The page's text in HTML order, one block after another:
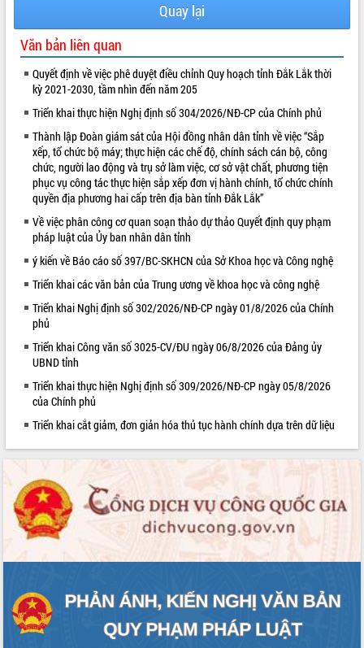
VIDEO
Loading the player...
Trailer Lễ hội Sầu riêng Đắk Lắk năm
2026
Khám bệnh, cấp phát thuốc miễn phí
và tặng quà người dân xã Cư Pui
Hội nghị UBND tỉnh Đắk Lắk thường kỳ
tháng 7/2026
Lễ truy tặng danh hiệu “Bà Mẹ Việt
Nam Anh hùng” và trao Huân chương
Lao động
UBND tỉnh Đắk Lắk triển khai nhiệm
vụ 6 tháng cuối năm 2026
Kỳ họp thứ Hai, Hội đồng nhân dân
tỉnh khóa XI quyết nghị nhiều nội dung
quan trọng
Bí thư Tỉnh ủy Lương Nguyễn Minh
cách mạng
Rà soát, hoàn thiện hệ thống thiết chế
văn hóa, thể thao đáp ứng yêu cầu
phát triển mới
Thường trực HĐND tỉnh Đắk Lắk gặp
mặt Đoàn chuyên gia y tế TP. Hồ Chí
Minh
Bàn giải pháp tháo gỡ khó khăn trong
xuất khẩu sầu riêng và triển khai quy
định EUDR
ALBUM ẢNH
LIÊN KẾT WEB
Quay lại
Văn bản liên quan
Quyết định về việc phê duyệt điều chỉnh Quy hoạch tỉnh Đắk Lắk thời
kỳ 2021-2030, tầm nhìn đến năm 205
Triển khai thực hiện Nghị định số 304/2026/NĐ-CP của Chính phủ
Thành lập Đoàn giám sát của Hội đồng nhân dân tỉnh về việc “Sắp
xếp, tổ chức bộ máy; thực hiện các chế độ, chính sách cán bộ, công
chức, người lao động và trụ sở làm việc, cơ sở vật chất, phương tiện
phục vụ công tác thực hiện sắp xếp đơn vị hành chính, tổ chức chính
quyền địa phương hai cấp trên địa bàn tỉnh Đắk Lắk”
Về việc phân công cơ quan soạn thảo dự thảo Quyết định quy phạm
pháp luật của Ủy ban nhân dân tỉnh
ý kiến về Báo cáo số 397/BC-SKHCN của Sở Khoa học và Công nghệ
Triển khai các văn bản của Trung ương về khoa học và công nghệ
Triển khai Nghị định số 302/2026/NĐ-CP ngày 01/8/2026 của Chính
phủ
Triển khai Công văn số 3025-CV/ĐU ngày 06/8/2026 của Đảng ủy
UBND tỉnh
Triển khai thực hiện Nghị định số 309/2026/NĐ-CP ngày 05/8/2026
của Chính phủ
Triển khai cắt giảm, đơn giản hóa thủ tục hành chính dựa trên dữ liệu